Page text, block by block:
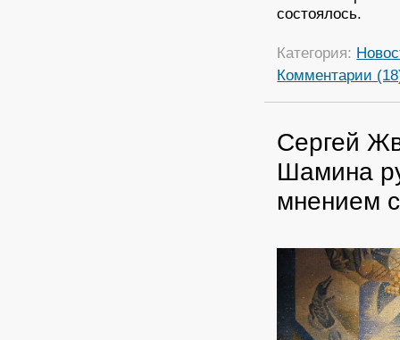
состоялось.
Категория:
Комментарии
Сергей
Шамина
мнением